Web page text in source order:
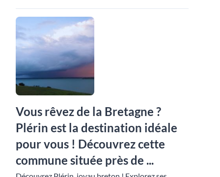
Vous rêvez de la Bretagne ?
Plérin est la destination idéale
pour vous ! Découvrez cette
commune située près de ...